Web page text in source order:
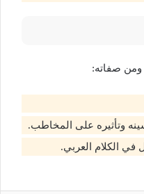
ومن صفاته:
وتأثيره على المخاطب.
في الكلام العربي.